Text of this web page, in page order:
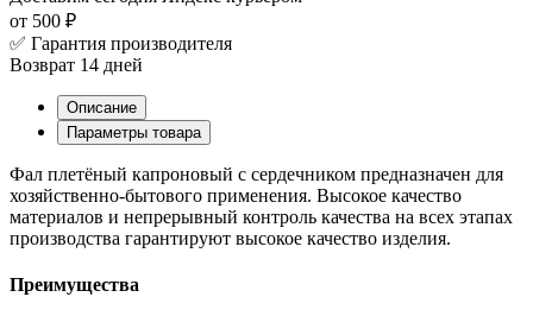
от 500 ₽
✅ Гарантия производителя
Возврат 14 дней
Описание
Параметры товара
Фал плетёный капроновый с сердечником предназначен для
хозяйственно-бытового применения. Высокое качество
материалов и непрерывный контроль качества на всех этапах
производства гарантируют высокое качество изделия.
Преимущества